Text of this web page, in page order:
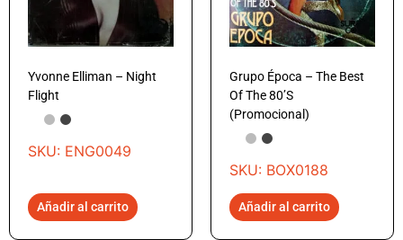
Yvonne Elliman – Night
Flight
SKU: ENG0049
Añadir al carrito
Grupo Época – The Best
Of The 80’S
(Promocional)
SKU: BOX0188
Añadir al carrito